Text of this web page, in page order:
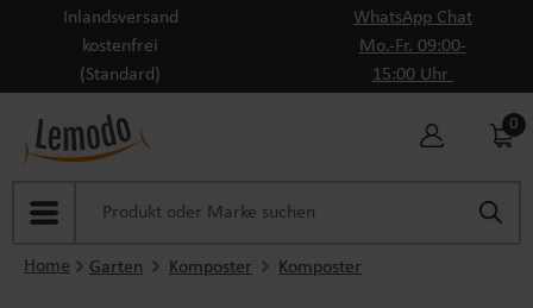
Zum Hauptinhalt springen
Inlandsversand
kostenfrei
(Standard)
WhatsApp Chat
Mo.-Fr. 09:00-
15:00 Uhr
0
Home Garten Komposter Komposter